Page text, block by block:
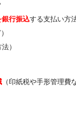
銀行振込する支払い方
）
（印紙税や手形管理費